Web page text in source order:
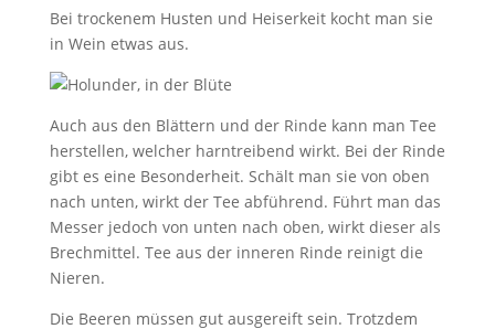
Bei trockenem Husten und Heiserkeit kocht man sie
in Wein etwas aus.
Auch aus den Blättern und der Rinde kann man Tee
herstellen, welcher harntreibend wirkt. Bei der Rinde
gibt es eine Besonderheit. Schält man sie von oben
nach unten, wirkt der Tee abführend. Führt man das
Messer jedoch von unten nach oben, wirkt dieser als
Brechmittel. Tee aus der inneren Rinde reinigt die
Nieren.
Die Beeren müssen gut ausgereift sein. Trotzdem